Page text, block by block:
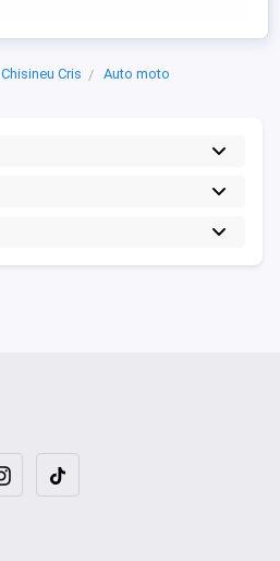
Chisineu Cris
Auto moto